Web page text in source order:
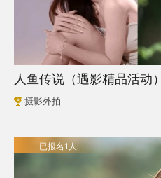
人鱼传说（遇影精品活动
摄影外拍
已报名1人